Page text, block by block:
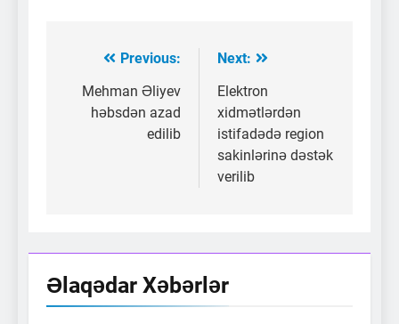
naviqasiyası
Previous:
Mehman Əliyev
həbsdən azad
edilib
Next:
Elektron
xidmətlərdən
istifadədə region
sakinlərinə dəstək
verilib
Əlaqədar Xəbərlər